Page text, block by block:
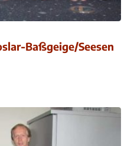
Baßgeige/Seesen